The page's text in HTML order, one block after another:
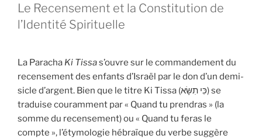
Le Recensement et la Constitution de
l’Identité Spirituelle
La Paracha Ki Tissas’ouvre sur le commandement du
recensement des enfants d’Israël par le don d’un demi-
sicle d’argent. Bien que le titre Ki Tissa (כִּי תִשָּׂא) se
traduise couramment par « Quand tu prendras » (la
somme du recensement) ou « Quand tu feras le
compte », l’étymologie hébraïque du verbe suggère